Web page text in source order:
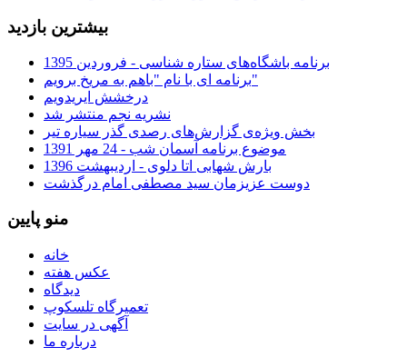
بیشترین بازدید
برنامه باشگاه‌های ستاره شناسی - فروردین 1395
برنامه ای با نام "باهم به مریخ برویم"
درخشش ایریدویم
نشریه نجم منتشر شد
بخش ویژه‌ی گزارش‌های رصدی گذر سیاره تیر
موضوع برنامه آسمان شب - 24 مهر 1391
بارش شهابی اتا دلوی - اردیبهشت 1396
دوست عزیزمان سید مصطفی امام درگذشت
منو پایین
خانه
عکس هفته
دیدگاه
تعمیرگاه تلسکوپ
آگهی در سایت
درباره ما